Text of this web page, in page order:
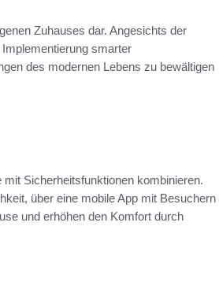
Zuhauses dar. Angesichts der
smarter
des modernen Lebens zu bewältigen
Sicherheitsfunktionen kombinieren.
über eine mobile App mit Besuchern
und erhöhen den Komfort durch